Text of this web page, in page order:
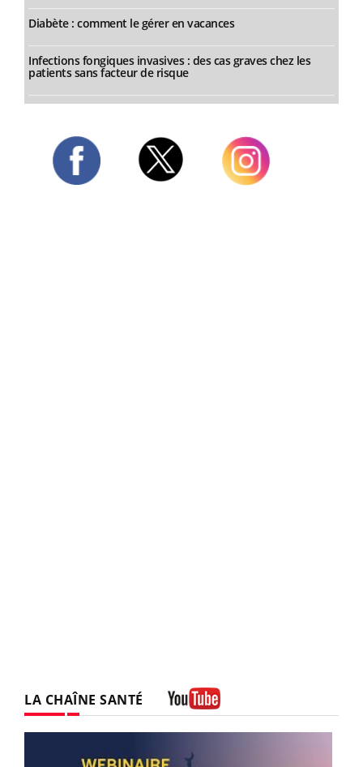
Diabète : comment le gérer en vacances
Infections fongiques invasives : des cas graves chez les
patients sans facteur de risque
LA CHAÎNE SANTÉ